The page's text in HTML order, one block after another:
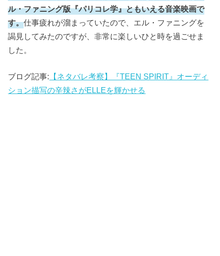
ル・ファニング版『パリコレ学』ともいえる音楽映画で
す。仕事疲れが溜まっていたので、エル・ファニングを
謁見してみたのですが、非常に楽しいひと時を過ごせま
した。
ブログ記事: 【ネタバレ考察】『TEEN SPIRIT』オーディ
ション描写の辛辣さがELLEを輝かせる